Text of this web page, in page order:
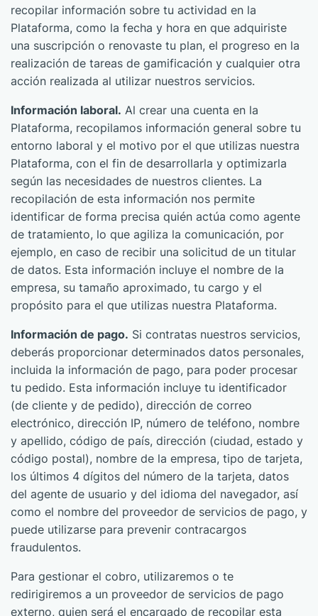
recopilar información sobre tu actividad en la
Plataforma, como la fecha y hora en que adquiriste
una suscripción o renovaste tu plan, el progreso en la
realización de tareas de gamificación y cualquier otra
acción realizada al utilizar nuestros servicios.
Información laboral. Al crear una cuenta en la
Plataforma, recopilamos información general sobre tu
entorno laboral y el motivo por el que utilizas nuestra
Plataforma, con el fin de desarrollarla y optimizarla
según las necesidades de nuestros clientes. La
recopilación de esta información nos permite
identificar de forma precisa quién actúa como agente
de tratamiento, lo que agiliza la comunicación, por
ejemplo, en caso de recibir una solicitud de un titular
de datos. Esta información incluye el nombre de la
empresa, su tamaño aproximado, tu cargo y el
propósito para el que utilizas nuestra Plataforma.
Información de pago. Si contratas nuestros servicios,
deberás proporcionar determinados datos personales,
incluida la información de pago, para poder procesar
tu pedido. Esta información incluye tu identificador
(de cliente y de pedido), dirección de correo
electrónico, dirección IP, número de teléfono, nombre
y apellido, código de país, dirección (ciudad, estado y
código postal), nombre de la empresa, tipo de tarjeta,
los últimos 4 dígitos del número de la tarjeta, datos
del agente de usuario y del idioma del navegador, así
como el nombre del proveedor de servicios de pago, y
puede utilizarse para prevenir contracargos
fraudulentos.
Para gestionar el cobro, utilizaremos o te
redirigiremos a un proveedor de servicios de pago
externo, quien será el encargado de recopilar esta